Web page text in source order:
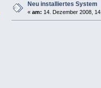
Neu installiertes System
« am: 14. Dezember 2008,